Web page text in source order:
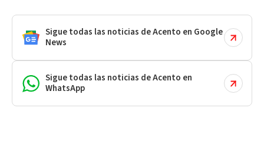
Sigue todas las noticias de Acento en Google
News
Sigue todas las noticias de Acento en
WhatsApp